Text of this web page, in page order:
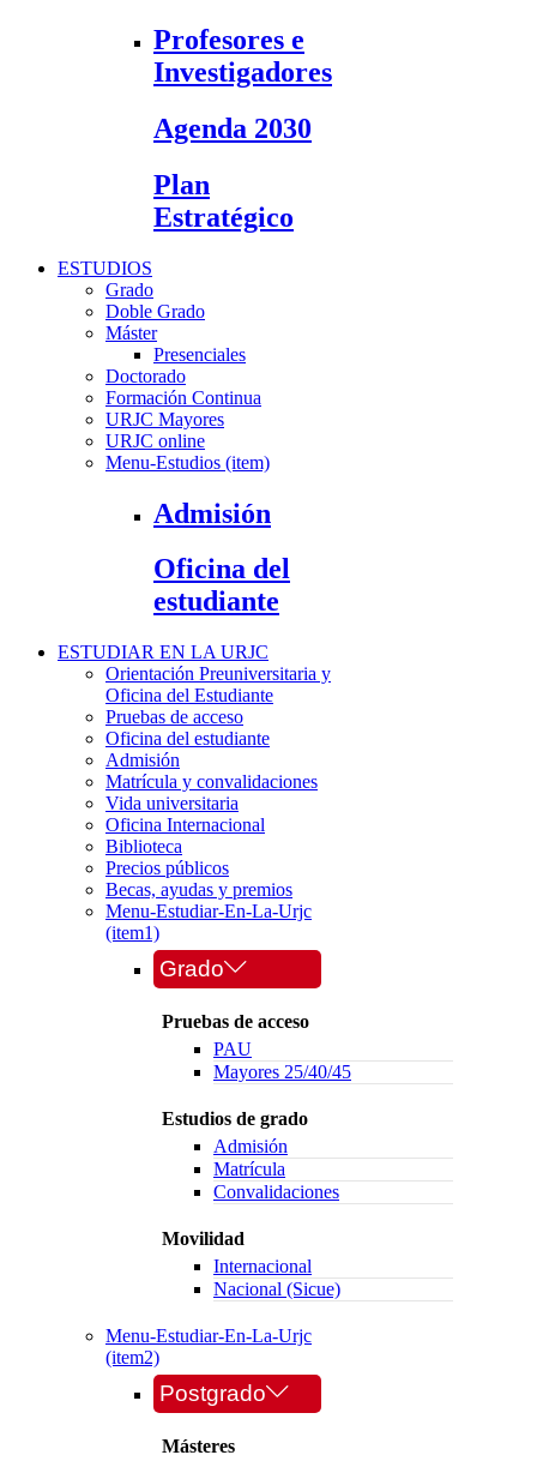
Profesores e
Investigadores
Agenda 2030
Plan
Estratégico
ESTUDIOS
Grado
Doble Grado
Máster
Presenciales
Doctorado
Formación Continua
URJC Mayores
URJC online
Menu-Estudios (item)
Admisión
Oficina del
estudiante
ESTUDIAR EN LA URJC
Orientación Preuniversitaria y
Oficina del Estudiante
Pruebas de acceso
Oficina del estudiante
Admisión
Matrícula y convalidaciones
Vida universitaria
Oficina Internacional
Biblioteca
Precios públicos
Becas, ayudas y premios
Menu-Estudiar-En-La-Urjc
(item1)
Grado
Pruebas de acceso
PAU
Mayores 25/40/45
Estudios de grado
Admisión
Matrícula
Convalidaciones
Movilidad
Internacional
Nacional (Sicue)
Menu-Estudiar-En-La-Urjc
(item2)
Postgrado
Másteres